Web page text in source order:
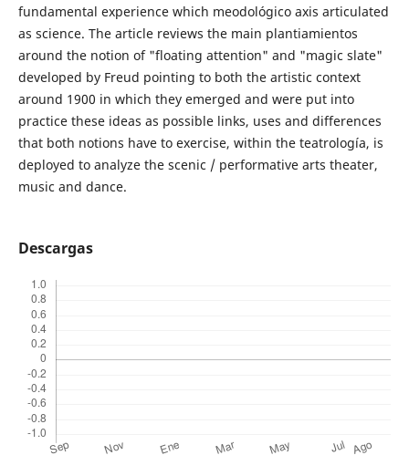
fundamental experience which meodológico axis articulated
as science. The article reviews the main plantiamientos
around the notion of "floating attention" and "magic slate"
developed by Freud pointing to both the artistic context
around 1900 in which they emerged and were put into
practice these ideas as possible links, uses and differences
that both notions have to exercise, within the teatrología, is
deployed to analyze the scenic / performative arts theater,
music and dance.
Descargas